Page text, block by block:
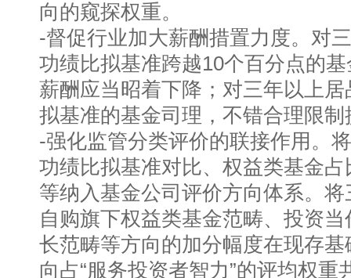
向的窥探权重。
-督促行业加大薪酬措置力度。对
功绩比拟基准跨越10个百分点的
薪酬应当昭着下降；对三年以上
拟基准的基金司理，不错合理限
-强化监管分类评价的联接作用。
功绩比拟基准对比、权益类基金
等纳入基金公司评价方向体系。
自购旗下权益类基金范畴、投资
长范畴等方向的加分幅度在现存
向占“服务投资者智力”的评均权重